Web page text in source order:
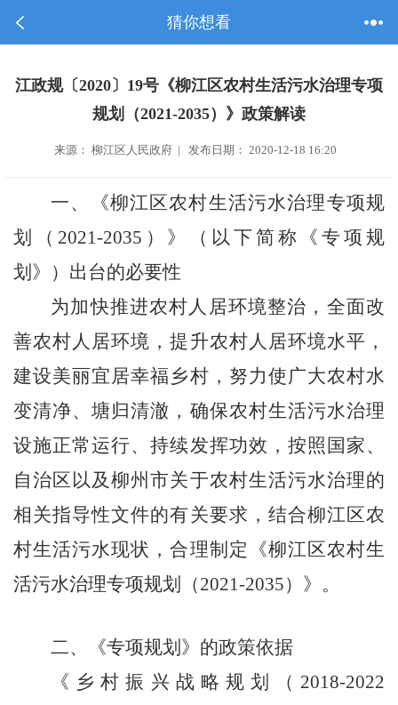
猜你想看
江政规〔2020〕19号《柳江区农村生活污水治理专项
规划（2021-2035）》政策解读
来源： 柳江区人民政府 | 发布日期： 2020-12-18 16:20
一、《柳江区农村生活污水治理专项规
划（ 2021-2035 ）》（以下简称《专项规
划》）出台的必要性
为加快推进农村人居环境整治，全面改
善农村人居环境，提升农村人居环境水平，
建设美丽宜居幸福乡村，努力使广大农村水
变清净、塘归清澈，确保农村生活污水治理
设施正常运行、持续发挥功效，按照国家、
自治区以及柳州市关于农村生活污水治理的
相关指导性文件的有关要求，结合柳江区农
村生活污水现状，合理制定《柳江区农村生
活污水治理专项规划（2021-2035）》。
二、《专项规划》的政策依据
《乡村振兴战略规划（ 2018-2022